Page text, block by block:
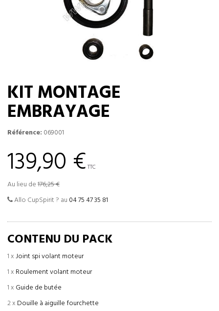
KIT MONTAGE
EMBRAYAGE
Référence: 069001
139,90 € TTC
Au lieu de176,25 €
Allo CupSpirit ? au 04 75 47 35 81
CONTENU DU PACK
1 xJoint spi volant moteur
1 x Roulement volant moteur
1 x Guide de butée
2 x Douille à aiguille fourchette